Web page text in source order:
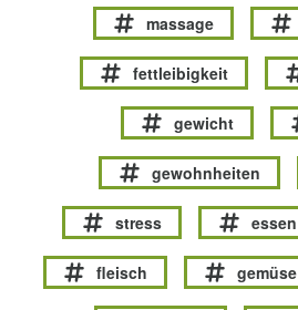
massage
fettleibigkeit
gewicht
gewohnheiten
stress essen
fleisch gemüse